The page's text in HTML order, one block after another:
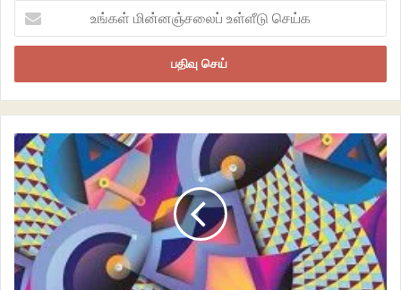
சிறிய கதைக்கருக்களின் வழியே அழுத்தமான காட்சியமைப்புகள் மற்றும்
மின்னஞ்சலைப்
உள்ளீடு